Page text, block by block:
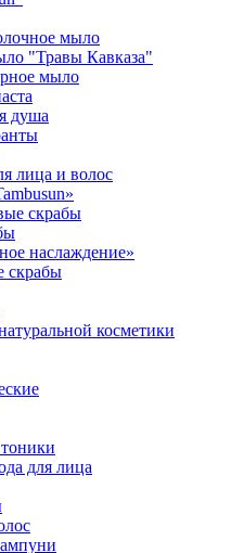
мыло
"Травы Кавказа"
мыло
душа
лица и волос
скрабы
наслаждение»
скрабы
косметики
для лица